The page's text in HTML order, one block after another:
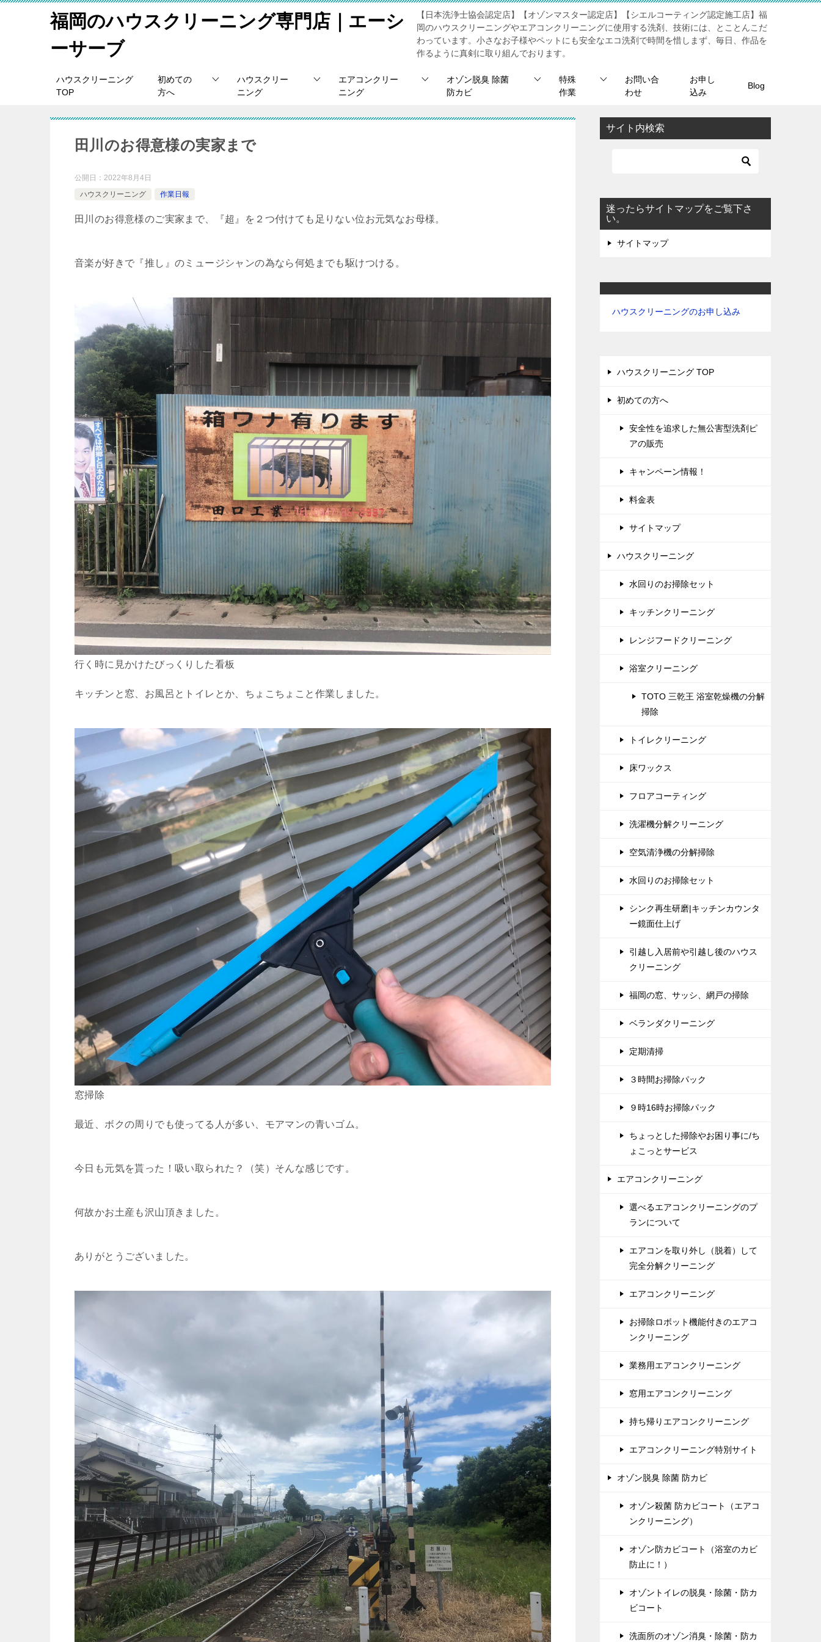
福岡のハウスクリーニング専門店｜エーシ
ーサーブ
【日本洗浄士協会認定店】【オゾンマスター認定店】【シエルコーティング認定施工店】福
岡のハウスクリーニングやエアコンクリーニングに使用する洗剤、技術には、とことんこだ
わっています。小さなお子様やペットにも安全なエコ洗剤で時間を惜しまず、毎日、作品を
作るように真剣に取り組んでおります。
ハウスクリーニング
TOP
初めての
方へ
ハウスクリー
ニング
エアコンクリー
ニング
オゾン脱臭 除菌
防カビ
特殊
作業
お問い合
わせ
お申し
込み
Blog
田川のお得意様の実家まで
公開日： 2022年8月4日
ハウスクリーニング
作業日報
田川のお得意様のご実家まで、『超』を２つ付けても足りない位お元気なお母様。
音楽が好きで『推し』のミュージシャンの為なら何処までも駆けつける。
行く時に見かけたびっくりした看板
キッチンと窓、お風呂とトイレとか、ちょこちょこと作業しました。
窓掃除
最近、ボクの周りでも使ってる人が多い、モアマンの青いゴム。
今日も元気を貰った！吸い取られた？（笑）そんな感じです。
何故かお土産も沢山頂きました。
ありがとうございました。
サイト内検索
迷ったらサイトマップをご覧下さ
い。
サイトマップ
ハウスクリーニングのお申し込み
ハウスクリーニング TOP
初めての方へ
安全性を追求した無公害型洗剤ピ
アの販売
キャンペーン情報！
料金表
サイトマップ
ハウスクリーニング
水回りのお掃除セット
キッチンクリーニング
レンジフードクリーニング
浴室クリーニング
TOTO 三乾王 浴室乾燥機の分解
掃除
トイレクリーニング
床ワックス
フロアコーティング
洗濯機分解クリーニング
空気清浄機の分解掃除
水回りのお掃除セット
シンク再生研磨|キッチンカウンタ
ー鏡面仕上げ
引越し入居前や引越し後のハウス
クリーニング
福岡の窓、サッシ、網戸の掃除
ベランダクリーニング
定期清掃
３時間お掃除パック
９時16時お掃除パック
ちょっとした掃除やお困り事に/ち
ょこっとサービス
エアコンクリーニング
選べるエアコンクリーニングのプ
ランについて
エアコンを取り外し（脱着）して
完全分解クリーニング
エアコンクリーニング
お掃除ロボット機能付きのエアコ
ンクリーニング
業務用エアコンクリーニング
窓用エアコンクリーニング
持ち帰りエアコンクリーニング
エアコンクリーニング特別サイト
オゾン脱臭 除菌 防カビ
オゾン殺菌 防カビコート（エアコ
ンクリーニング）
オゾン防カビコート（浴室のカビ
防止に！）
オゾントイレの脱臭・除菌・防カ
ビコート
洗面所のオゾン消臭・除菌・防カ